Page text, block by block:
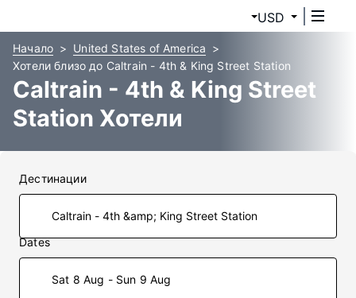
USD
Начало
United States of America
Хотели близо до Caltrain - 4th & King Street Station
Caltrain - 4th & King Street
Station Хотели
Дестинации
Dates
Sat 8 Aug - Sun 9 Aug